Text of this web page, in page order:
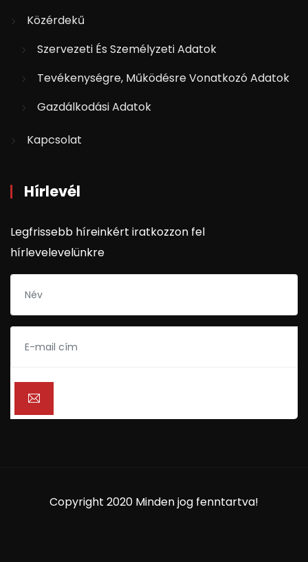
Közérdekű
Szervezeti És Személyzeti Adatok
Tevékenységre, Működésre Vonatkozó Adatok
Gazdálkodási Adatok
Kapcsolat
Hírlevél
Legfrissebb híreinkért iratkozzon fel
hírlevelevelünkre
Copyright 2020 Minden jog fenntartva!